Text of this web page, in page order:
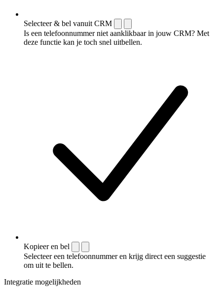
Selecteer & bel vanuit CRM
Is een telefoonnummer niet aanklikbaar in jouw CRM? Met
deze functie kan je toch snel uitbellen.
Kopieer en bel
Selecteer een telefoonnummer en krijg direct een suggestie
om uit te bellen.
Integratie mogelijkheden